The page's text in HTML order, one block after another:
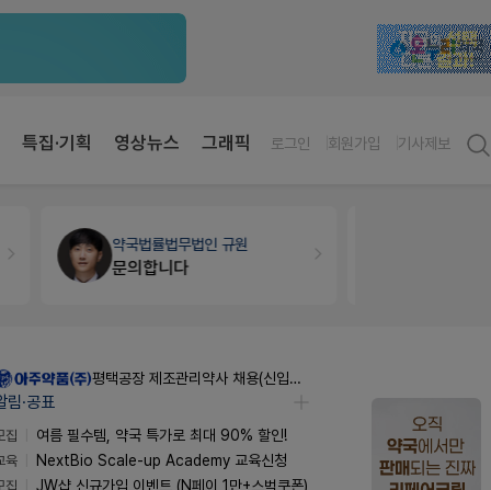
특집·기획 영상뉴스 그래픽 로그인 회원가입 기사제보
약국법률법무법인 규원
문의합니다
평택공장 제조관리약사 채용(신입우대)
림·공표
집
여름 필수템, 약국 특가로 최대 90% 할인!
육
NextBio Scale-up Academy 교육신청
집
JW샵 신규가입 이벤트 (N페이 1만+스벅쿠폰)